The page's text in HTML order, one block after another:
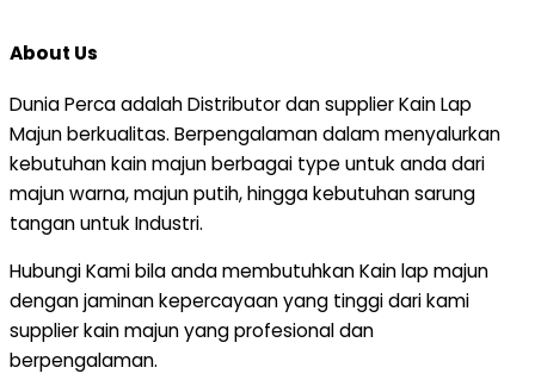
About Us
Dunia Perca adalah Distributor dan supplier Kain Lap
Majun berkualitas. Berpengalaman dalam menyalurkan
kebutuhan kain majun berbagai type untuk anda dari
majun warna, majun putih, hingga kebutuhan sarung
tangan untuk Industri.
Hubungi Kami bila anda membutuhkan Kain lap majun
dengan jaminan kepercayaan yang tinggi dari kami
supplier kain majun yang profesional dan
berpengalaman.